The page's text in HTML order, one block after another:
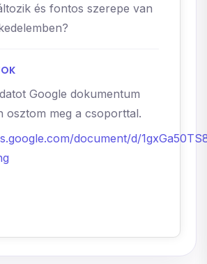
és fontos szerepe van
Google dokumentum
osztom meg a csoporttal.
document/d/